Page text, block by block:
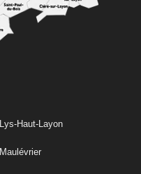
Lys-Haut-Layon
Maulévrier